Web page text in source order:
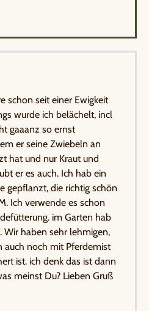
schon seit einer Ewigkeit
wurde ich belächelt, incl
gaaanz so ernst
er seine Zwiebeln an
hat und nur Kraut und
er es auch. Ich hab ein
gepflanzt, die richtig schön
Ich verwende es schon
im Garten hab
Wir haben sehr lehmigen,
auch noch mit Pferdemist
ist. ich denk das ist dann
meinst Du? Lieben Gruß